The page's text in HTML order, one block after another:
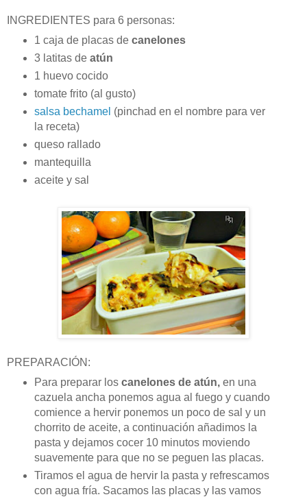
INGREDIENTES para 6 personas:
1 caja de placas de canelones
3 latitas de atún
1 huevo cocido
tomate frito (al gusto)
salsa bechamel (pinchad en el nombre para ver
la receta)
queso rallado
mantequilla
aceite y sal
PREPARACIÓN:
Para preparar los canelones de atún, en una
cazuela ancha ponemos agua al fuego y cuando
comience a hervir ponemos un poco de sal y un
chorrito de aceite, a continuación añadimos la
pasta y dejamos cocer 10 minutos moviendo
suavemente para que no se peguen las placas.
Tiramos el agua de hervir la pasta y refrescamos
con agua fría. Sacamos las placas y las vamos